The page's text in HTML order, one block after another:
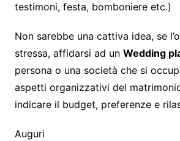
testimoni, festa, bomboniere etc.)
Non sarebbe una cattiva idea, se
stressa, affidarsi ad un Wedding
persona o una società che si
aspetti organizzativi del
indicare il budget, preferenze e
Auguri